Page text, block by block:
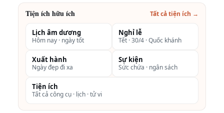
Khánh Hòa,
Khách sạn
Duyên Hà Nha
Trang
số 3 Xã Cam
Huyện Cam
Tiện ích hữu ích Tất cả tiện ích →
Lịch âm dương
Hôm nay · ngày tốt
Nghỉ lễ
Tết · 30/4 · Quốc khánh
Xuất hành
Ngày đẹp đi xa
Sự kiện
Sức chứa · ngân sách
Tiện ích
Tất cả công cụ · lịch · tử vi